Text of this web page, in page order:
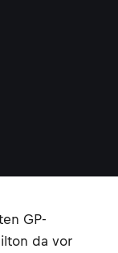
GP-
da vor